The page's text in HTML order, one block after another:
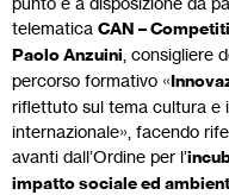
telematica CAN –
Paolo Anzuini , consigliere
percorso formativo «
riflettuto sul tema cultura e
internazionale», facendo
avanti dall’Ordine per l’
impatto sociale ed